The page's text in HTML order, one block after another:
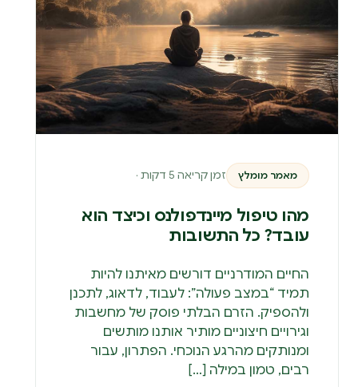
מאמר מומלץ זמן קריאה 5 דקות ·
מהו טיפול מיינדפולנס וכיצד הוא
עובד? כל התשובות
החיים המודרניים דורשים מאיתנו להיות
תמיד “במצב פעולה”: לעבוד, לדאוג, לתכנן
ולהספיק. הזרם הבלתי פוסק של מחשבות
וגירויים חיצוניים מותיר אותנו מותשים
ומנותקים מהרגע הנוכחי. הפתרון, עבור
רבים, טמון במילה […]